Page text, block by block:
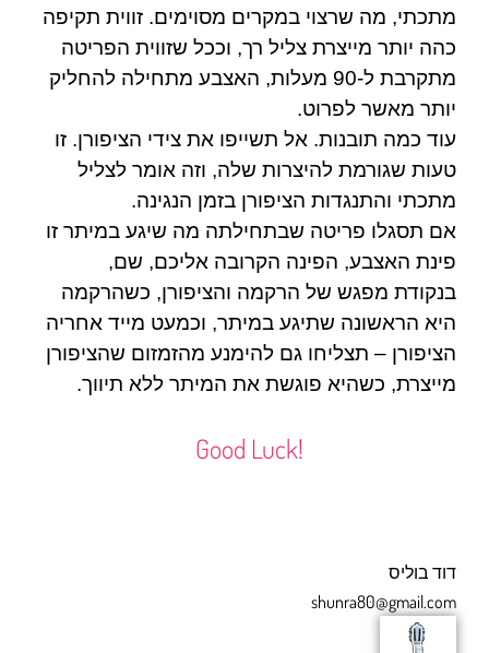
מתכתי, מה שרצוי במקרים מסוימים. זווית תקיפה
כהה יותר מייצרת צליל רך, וככל שזווית הפריטה
מתקרבת ל-90 מעלות, האצבע מתחילה להחליק
יותר מאשר לפרוט.
עוד כמה תובנות. אל תשייפו את צידי הציפורן. זו
טעות שגורמת להיצרות שלה, וזה אומר לצליל
מתכתי והתנגדות הציפורן בזמן הנגינה.
אם תסגלו פריטה שבתחילתה מה שיגע במיתר זו
פינת האצבע, הפינה הקרובה אליכם, שם,
בנקודת מפגש של הרקמה והציפורן, כשהרקמה
היא הראשונה שתיגע במיתר, וכמעט מייד אחריה
הציפורן – תצליחו גם להימנע מהזמזום שהציפורן
מייצרת, כשהיא פוגשת את המיתר ללא תיווך.
!Good Luck
דוד בוליס
shunra80@gmail.com